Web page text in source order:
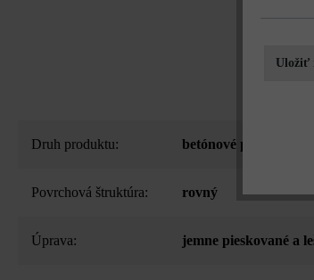
Druh produktu: betónové platne
Povrchová štruktúra: rovný
Úprava: jemne pieskované a
Uložiť